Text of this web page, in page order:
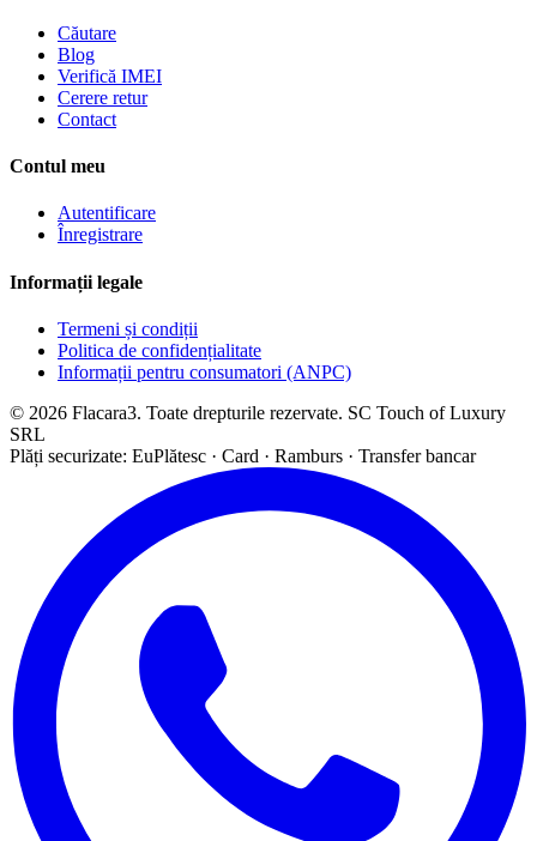
Căutare
Blog
Verifică IMEI
Cerere retur
Contact
Contul meu
Autentificare
Înregistrare
Informații legale
Termeni și condiții
Politica de confidențialitate
Informații pentru consumatori (ANPC)
© 2026 Flacara3. Toate drepturile rezervate. SC Touch of Luxury
SRL
Plăți securizate: EuPlătesc · Card · Ramburs · Transfer bancar